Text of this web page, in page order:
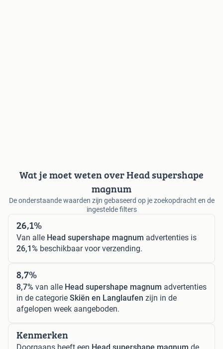
Wat je moet weten over Head supershape
magnum
De onderstaande waarden zijn gebaseerd op je zoekopdracht en de
ingestelde filters
26,1%
Van alle Head supershape magnum advertenties is
26,1% beschikbaar voor verzending.
8,7%
8,7% van alle Head supershape magnum advertenties
in de categorie Skiën en Langlaufen zijn in de
afgelopen week aangeboden.
Kenmerken